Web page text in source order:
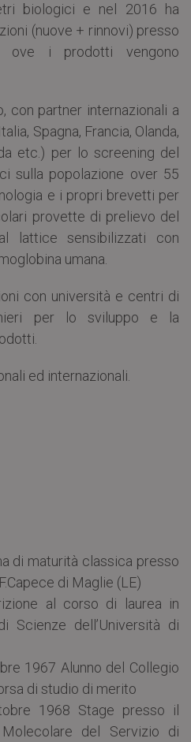
biologici e nel 2016 ha
(nuove + rinnovi) presso
i prodotti vengono
con partner internazionali a
Spagna, Francia, Olanda,
etc.) per lo screening del
sulla popolazione over 55
e i propri brevetti per
provette di prelievo del
lattice sensibilizzati con
umana.
con università e centri di
per lo sviluppo e la
ed internazionali.
di maturità classica presso
di Maglie (LE)
al corso di laurea in
Scienze dell’Università di
1967 Alunno del Collegio
di studio di merito
1968 Stage presso il
del Servizio di